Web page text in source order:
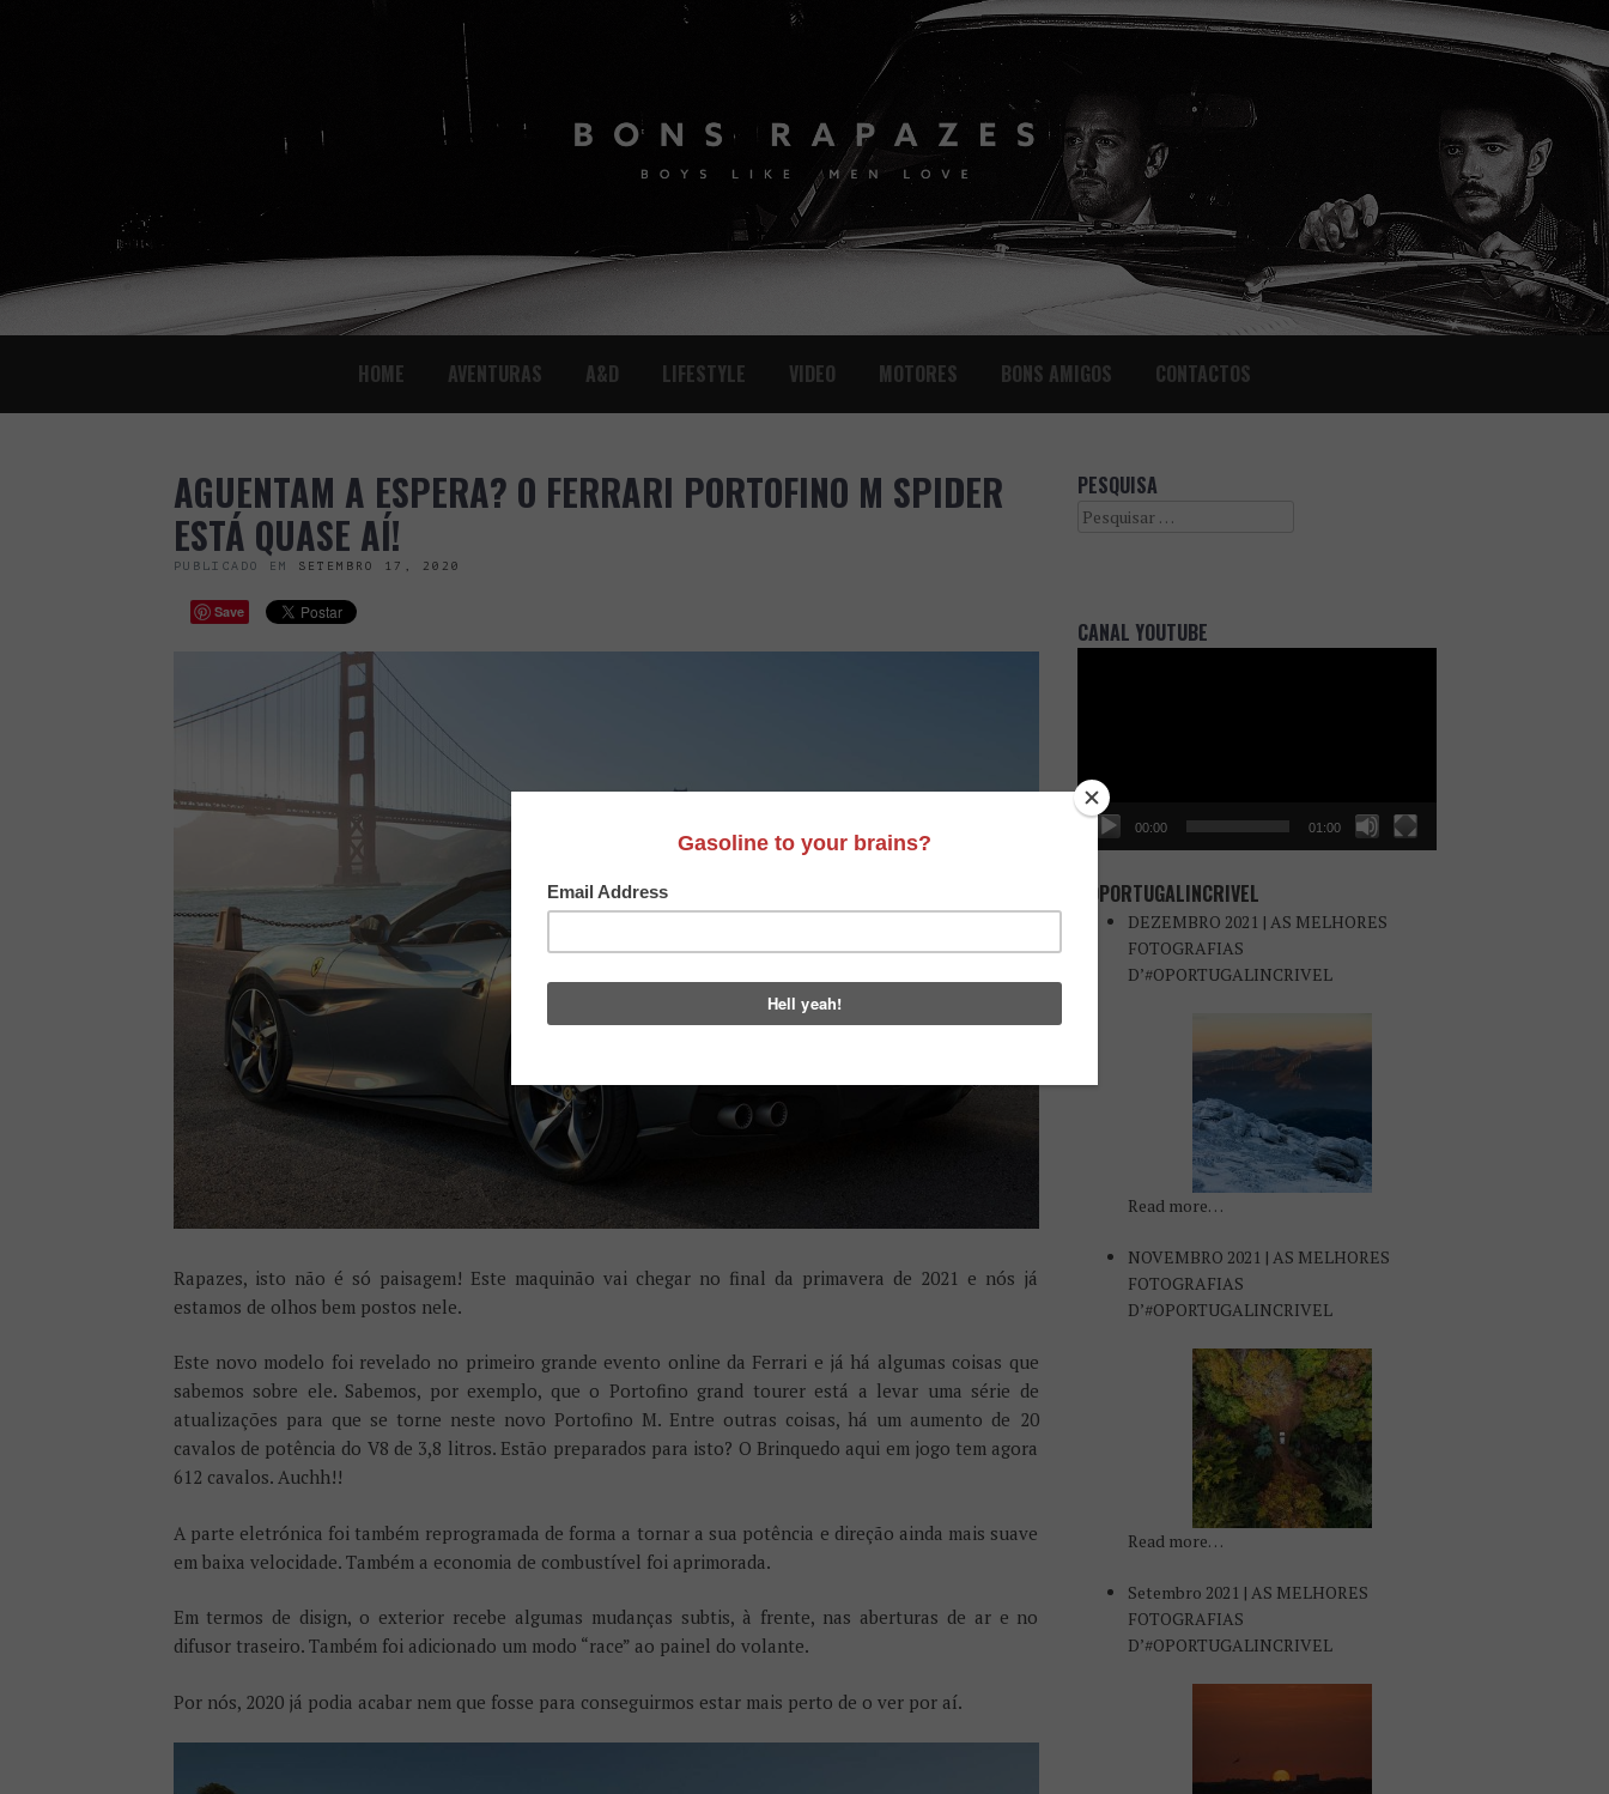
HOME AVENTURAS A&D LIFESTYLE VIDEO MOTORES BONS AMIGOS CONTACTOS
AGUENTAM A ESPERA? O FERRARI PORTOFINO M SPIDER
ESTÁ QUASE AÍ!
PUBLICADO EM SETEMBRO 17, 2020
Save
Rapazes, isto não é só paisagem! Este maquinão vai chegar no final da primavera de 2021 e nós já
estamos de olhos bem postos nele.
Este novo modelo foi revelado no primeiro grande evento online da Ferrari e já há algumas coisas que
sabemos sobre ele. Sabemos, por exemplo, que o Portofino grand tourer está a levar uma série de
atualizações para que se torne neste novo Portofino M. Entre outras coisas, há um aumento de 20
cavalos de potência do V8 de 3,8 litros. Estão preparados para isto? O Brinquedo aqui em jogo tem agora
612 cavalos. Auchh!!
A parte eletrónica foi também reprogramada de forma a tornar a sua potência e direção ainda mais suave
em baixa velocidade. Também a economia de combustível foi aprimorada.
Em termos de disign, o exterior recebe algumas mudanças subtis, à frente, nas aberturas de ar e no
difusor traseiro. Também foi adicionado um modo “race” ao painel do volante.
Por nós, 2020 já podia acabar nem que fosse para conseguirmos estar mais perto de o ver por aí.
PESQUISA
Search
CANAL YOUTUBE
00:00 01:00
#OPORTUGALINCRIVEL
DEZEMBRO 2021 | AS MELHORES
FOTOGRAFIAS
D’#OPORTUGALINCRIVEL
Read more…
NOVEMBRO 2021 | AS MELHORES
FOTOGRAFIAS
D’#OPORTUGALINCRIVEL
Read more…
Setembro 2021 | AS MELHORES
FOTOGRAFIAS
D’#OPORTUGALINCRIVEL